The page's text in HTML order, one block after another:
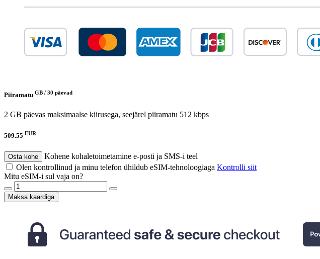
Piiramatu GB / 30 päevad
2 GB päevas maksimaalse kiirusega, seejärel piiramatu 512 kbps
509.55 EUR
Osta kohe
Kohene kohaletoimetamine e-posti ja SMS-i teel
Olen kontrollinud ja minu telefon ühildub eSIM-tehnoloogiaga Kontrolli siit
Mitu eSIM-i sul vaja on?
Maksa kaardiga